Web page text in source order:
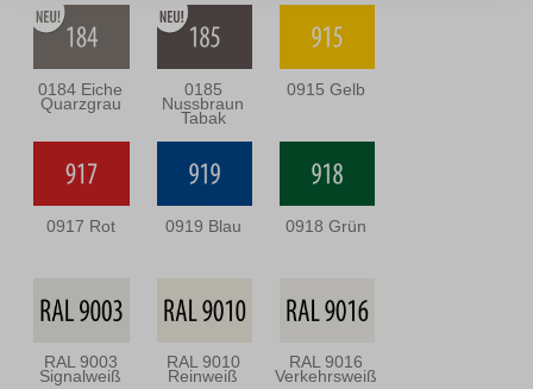
0184 Eiche
Quarzgrau
0185
Nussbraun
Tabak
0915 Gelb
0917 Rot 0919 Blau 0918 Grün
RAL 9003
Signalweiß
RAL 9010
Reinweiß
RAL 9016
Verkehrsweiß